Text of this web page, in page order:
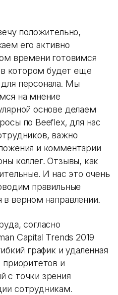
положительно,
его активно
времени готовимся
в котором будет еще
персонала. Мы
на мнение
основе делаем
по Beeflex, для нас
важно
и комментарии
коллег. Отзывы, как
И нас это очень
правильные
верном направлении.
согласно
Capital Trends 2019
график и удаленная
и
с точки зрения
сотрудникам.